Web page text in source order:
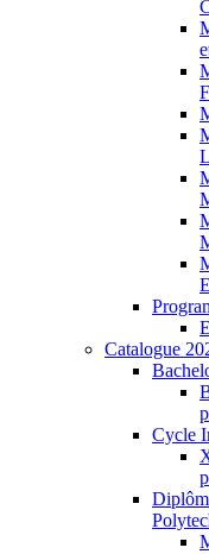
Catalogue
Cycle